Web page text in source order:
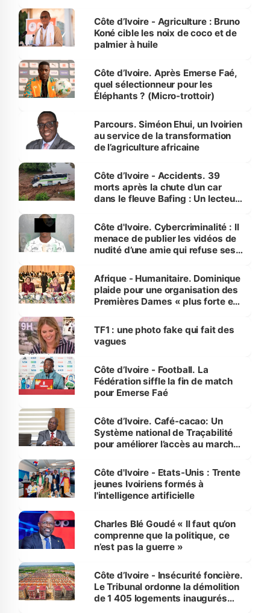
Côte d’Ivoire - Agriculture : Bruno
Koné cible les noix de coco et de
palmier à huile
Côte d’Ivoire. Après Emerse Faé,
quel sélectionneur pour les
Éléphants ? (Micro-trottoir)
Parcours. Siméon Ehui, un Ivoirien
au service de la transformation
de l’agriculture africaine
Côte d’Ivoire - Accidents. 39
morts après la chute d’un car
dans le fleuve Bafing : Un lecteur
des Transports
Côte d'Ivoire. Cybercriminalité : Il
menace de publier les vidéos de
nudité d’une amie qui refuse ses
Afrique - Humanitaire. Dominique
plaide pour une organisation des
Premières Dames « plus forte et
sur la scène internationale »
TF1 : une photo fake qui fait des
vagues
Côte d’Ivoire - Football. La
Fédération siffle la fin de match
pour Emerse Faé
Côte d’Ivoire. Café-cacao: Un
Système national de Traçabilité
pour améliorer l’accès au marché
Côte d'Ivoire - Etats-Unis : Trente
jeunes Ivoiriens formés à
l'intelligence artificielle
Charles Blé Goudé « Il faut qu’on
comprenne que la politique, ce
n’est pas la guerre »
Côte d’Ivoire - Insécurité foncière.
Le Tribunal ordonne la démolition
de 1 405 logements inaugurés